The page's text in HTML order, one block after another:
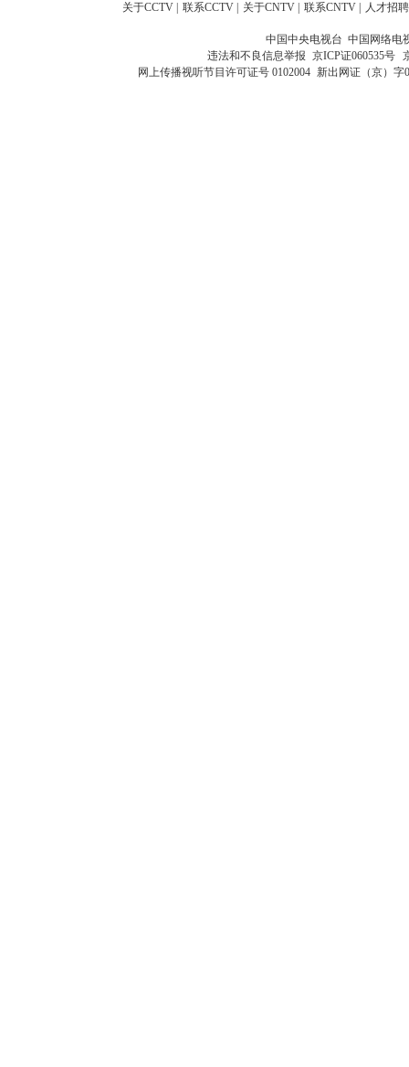
关于CCTV 联系CCTV 关于CNTV 联系CNTV 人才招聘
中国中央电视台 中国网络电
违法和不良信息举报 京ICP证060535号
网上传播视听节目许可证号 0102004 新出网证（京）